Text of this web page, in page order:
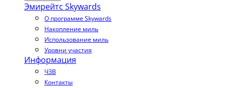
Эмирейтс Skywards
О программе Skywards
Накопление миль
Использование миль
Уровни участия
Информация
ЧЗВ
Контакты